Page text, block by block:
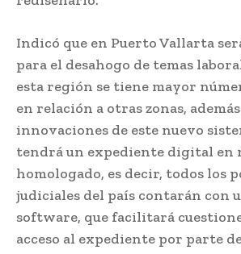
Indicó que en Puerto Vallarta
para el desahogo de temas
esta región se tiene mayor
en relación a otras zonas,
innovaciones de este nuevo
tendrá un expediente digital en
homologado, es decir, todos los
judiciales del país contarán con
software, que facilitará
acceso al expediente por parte